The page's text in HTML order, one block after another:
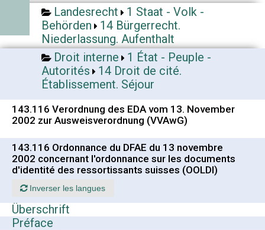
Landesrecht
1 Staat - Volk -
Behörden
14 Bürgerrecht.
Niederlassung. Aufenthalt
Droit interne
1 État - Peuple -
Autorités
14 Droit de cité.
Établissement. Séjour
143.116 Verordnung des EDA vom 13. November
2002 zur Ausweisverordnung (VVAwG)
143.116 Ordonnance du DFAE du 13 novembre
2002 concernant l'ordonnance sur les documents
d'identité des ressortissants suisses (OOLDI)
Inverser les langues
Überschrift
Préface